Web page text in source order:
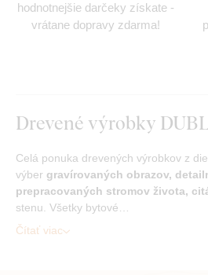
hodnotnejšie darčeky získate -
vrátane dopravy zdarma!
Drevené výrobky
Celá ponuka drevených výrobkov z
výber gravírovaných obrazov,
prepracovaných stromov života,
stenu. Všetky bytové…
Čítať viac